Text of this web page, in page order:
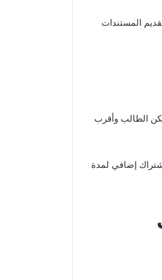
المستندات
محطة سكن الطالب وأقرب
على اشتراك إضافي لمدة